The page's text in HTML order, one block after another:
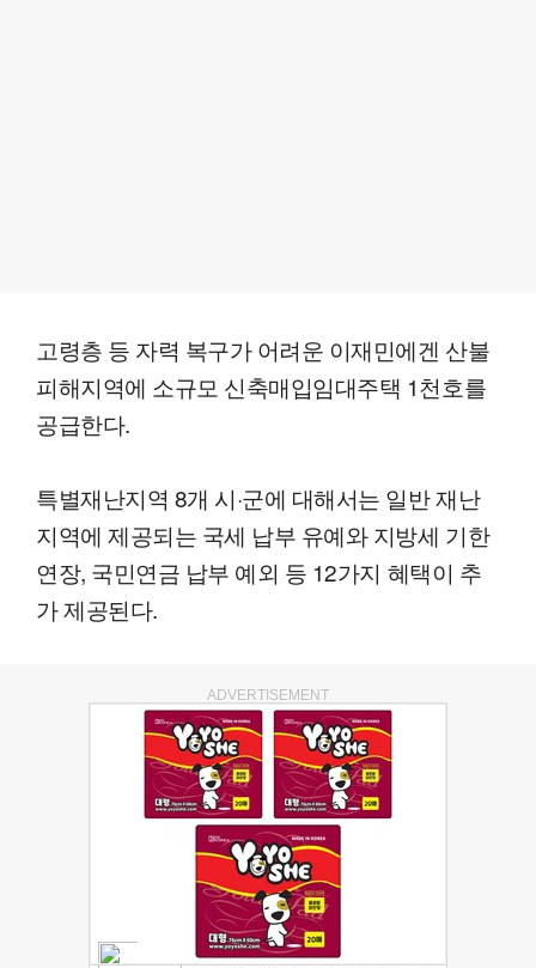
고령층 등 자력 복구가 어려운 이재민에겐 산불
피해지역에 소규모 신축매입임대주택 1천호를
공급한다.
특별재난지역 8개 시·군에 대해서는 일반 재난
지역에 제공되는 국세 납부 유예와 지방세 기한
연장, 국민연금 납부 예외 등 12가지 혜택이 추
가 제공된다.
ADVERTISEMENT